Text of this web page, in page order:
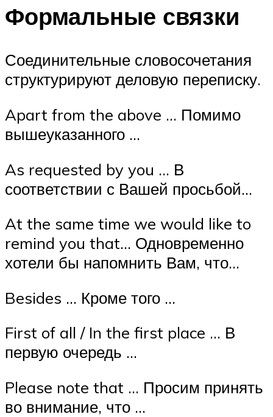
Формальные связки
Соединительные словосочетания
структурируют деловую переписку.
Apart from the above … Помимо
вышеуказанного …
As requested by you … В
соответствии с Вашей просьбой…
At the same time we would like to
remind you that… Одновременно
хотели бы напомнить Вам, что…
Besides … Кроме того …
First of all / In the first place … В
первую очередь …
Please note that … Просим принять
во внимание, что …